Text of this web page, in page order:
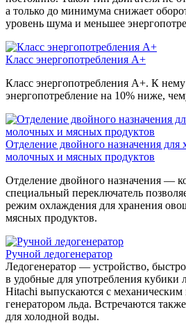
а только до минимума снижает
уровень шума и меньшее
Класс энергопотребления А+
Класс энергопотребления А+. К
энергопотребление на 10% ниже,
Отделение двойного назначения для
молочных и мясных продуктов
Отделение двойного назначения —
специальный переключатель
режим охлаждения для хранения
мясных продуктов.
Ручной ледогенератор
Ледогенератор — устройство,
в удобные для употребления кубики
Hitachi выпускаются с механическим
генератором льда. Встречаются
для холодной воды.